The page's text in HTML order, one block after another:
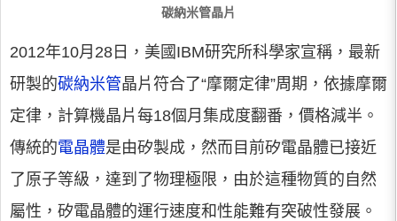
碳納米管晶片
2012年10月28日，美國IBM研究所科學家宣稱，最新
研製的碳納米管晶片符合了“摩爾定律”周期，依據摩爾
定律，計算機晶片每18個月集成度翻番，價格減半。
傳統的電晶體是由矽製成，然而目前矽電晶體已接近
了原子等級，達到了物理極限，由於這種物質的自然
屬性，矽電晶體的運行速度和性能難有突破性發展。